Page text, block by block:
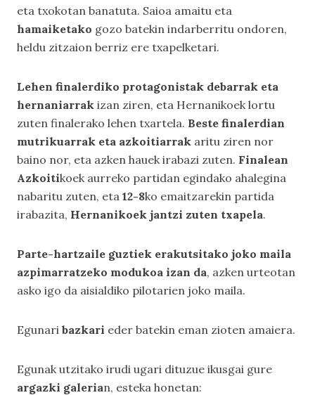
eta txokotan banatuta. Saioa amaitu eta
hamaiketako gozo batekin indarberritu ondoren,
heldu zitzaion berriz ere txapelketari.
Lehen finalerdiko protagonistak debarrak eta
hernaniarrak izan ziren, eta Hernanikoek lortu
zuten finalerako lehen txartela. Beste finalerdian
mutrikuarrak eta azkoitiarrak aritu ziren nor
baino nor, eta azken hauek irabazi zuten. Finalean
Azkoitikoek aurreko partidan egindako ahalegina
nabaritu zuten, eta 12-8ko emaitzarekin partida
irabazita, Hernanikoek jantzi zuten txapela.
Parte-hartzaile guztiek erakutsitako joko maila
azpimarratzeko modukoa izan da, azken urteotan
asko igo da aisialdiko pilotarien joko maila.
Egunari bazkari eder batekin eman zioten amaiera.
Egunak utzitako irudi ugari dituzue ikusgai gure
argazki galerian, esteka honetan: